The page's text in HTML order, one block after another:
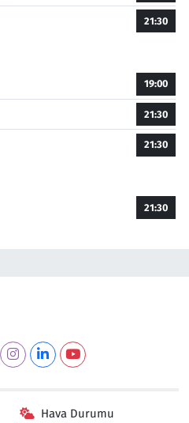
21:30
19:00
21:30
21:30
21:30
Hava Durumu